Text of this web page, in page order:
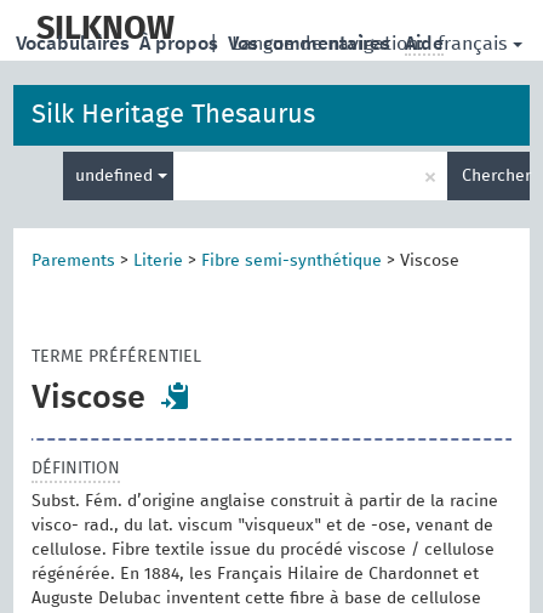
main
SILKNOW | Langue de navigation: français
Vocabulaires À propos Vos commentaires Aide
Silk Heritage Thesaurus
undefined
de
recherche
× Chercher
Parements > Literie > Fibre semi-synthétique >Viscose
TERME PRÉFÉRENTIEL
Viscose
DÉFINITION
Subst. Fém. d’origine anglaise construit à partir de la racine
visco- rad., du lat. viscum "visqueux" et de -ose, venant de
cellulose. Fibre textile issue du procédé viscose / cellulose
régénérée. En 1884, les Français Hilaire de Chardonnet et
Auguste Delubac inventent cette fibre à base de cellulose